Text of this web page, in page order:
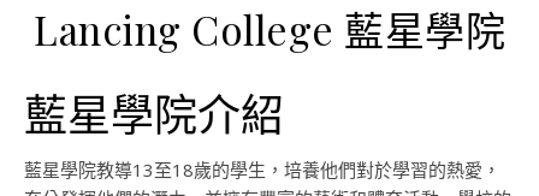
Lancing College 藍星學院
藍星學院介紹
藍星學院教導13至18歲的學生，培養他們對於學習的熱愛，